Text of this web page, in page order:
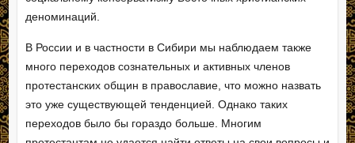
деноминаций.
В России и в частности в Сибири мы наблюдаем также
много переходов сознательных и активных членов
протестанских общин в православие, что можно назвать
это уже существующей тенденцией. Однако таких
переходов было бы гораздо больше. Многим